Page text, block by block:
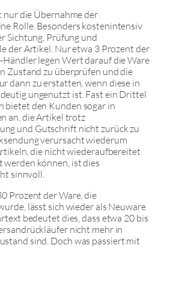
nur die Übernahme der
Rolle. Besonders kostenintensiv
Sichtung, Prüfung und
der Artikel. Nur etwa 3 Prozent der
legen Wert darauf die Ware
Zustand zu überprüfen und die
dann zu erstatten, wenn diese in
ungenutzt ist. Fast ein Drittel
bietet den Kunden sogar in
an, die Artikel trotz
und Gutschrift nicht zurück zu
verursacht wiederum
die nicht wiederaufbereitet
können, ist dies
sinnvoll.
Prozent der Ware, die
lässt sich wieder als Neuware
bedeutet dies, dass etwa 20 bis
nicht mehr in
sind. Doch was passiert mit